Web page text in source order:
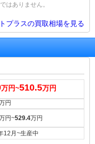
はありません。
プラスの買取相場を見る
万円~510.5万円
円
円~529.4万円
12月~生産中